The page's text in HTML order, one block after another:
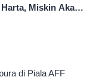
Miskin Akal
di Piala AFF